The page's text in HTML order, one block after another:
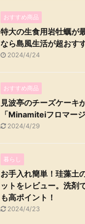
おすすめ商品
特大の生食用岩牡蠣が
なら島風生活が超おす
2024/4/24
おすすめ商品
見波亭のチーズケーキ
「Minamiteiフロマー
2024/4/29
暮らし
お手入れ簡単！珪藻土
ットをレビュー。洗剤
も高ポイント！
2024/4/23